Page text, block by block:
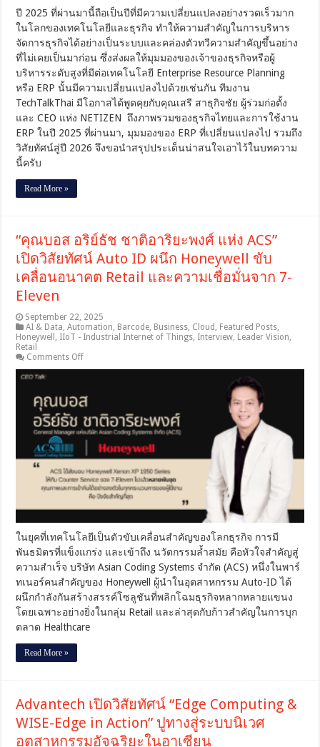
หัวใจ
สำคัญ
ปี 2025 ที่ผ่านมานี้ถือเป็นปีที่มีความเปลี่ยนแปลงอย่างรวดเร็วมาก
ในโลกของเทคโนโลยีและธุรกิจ ทำให้ความสำคัญในการบริหาร
จัดการธุรกิจได้อย่างเป็นระบบและคล่องตัวทวีความสำคัญขึ้นอย่าง
ที่ไม่เคยเป็นมาก่อน ซึ่งส่งผลให้มุมมองของเจ้าของธุรกิจหรือผู้
บริหารระดับสูงที่มีต่อเทคโนโลยี Enterprise Resource Planning
หรือ ERP นั้นมีความเปลี่ยนแปลงไปด้วยเช่นกัน ทีมงาน
TechTalkThai มีโอกาสได้พูดคุยกับคุณเสรี สาธุกิจชัย ผู้ร่วมก่อตั้ง
และ CEO แห่ง NETIZEN ถึงภาพรวมของธุรกิจไทยและการใช้งาน
ERP ในปี 2025 ที่ผ่านมา, มุมมองของ ERP ที่เปลี่ยนแปลงไป รวมถึง
วิสัยทัศน์สู่ปี 2026 จึงขอนำสรุปประเด็นน่าสนใจเอาไว้ในบทความ
นี้ครับ
Read More »
“คุณบอส อริย์ธัช ชาติอาริยะพงศ์ แห่ง ACS”
เปิดวิสัยทัศน์ Auto ID ผนึก Honeywell ขับ
เคลื่อนอนาคต Retail และความเชื่อมั่นจาก 7-
Eleven
September 22, 2025
AI & Data,Automation, Barcode, Business, Cloud , Featured Posts,
Honeywell , IIoT - Industrial Internet of Things, Interview, Leader Vision,
Retail
Comments Offon
“คุณ
อริย์
ธัช
ชาติ
อา
พงศ์
แห่ง
ACS”
ทัศน์
Auto
ID
Honeywell
ขับ
เคลื่อน
อนาคต
จาก
Eleven
ในยุคที่เทคโนโลยีเป็นตัวขับเคลื่อนสำคัญของโลกธุรกิจ การมี
พันธมิตรที่แข็งแกร่ง และเข้าถึง นวัตกรรมล้ำสมัย คือหัวใจสำคัญสู่
ความสำเร็จ บริษัท Asian Coding Systems จำกัด (ACS) หนึ่งในพาร์
ทเนอร์คนสำคัญของ Honeywell ผู้นำในอุตสาหกรรม Auto-ID ได้
ผนึกกำลังกันสร้างสรรค์โซลูชันที่พลิกโฉมธุรกิจหลากหลายแขนง
โดยเฉพาะอย่างยิ่งในกลุ่ม Retail และล่าสุดกับก้าวสำคัญในการบุก
ตลาด Healthcare
Read More »
Advantech เปิดวิสัยทัศน์ “Edge Computing &
WISE-Edge in Action” ปูทางสู่ระบบนิเวศ
อุตสาหกรรมอัจฉริยะในอาเซียน